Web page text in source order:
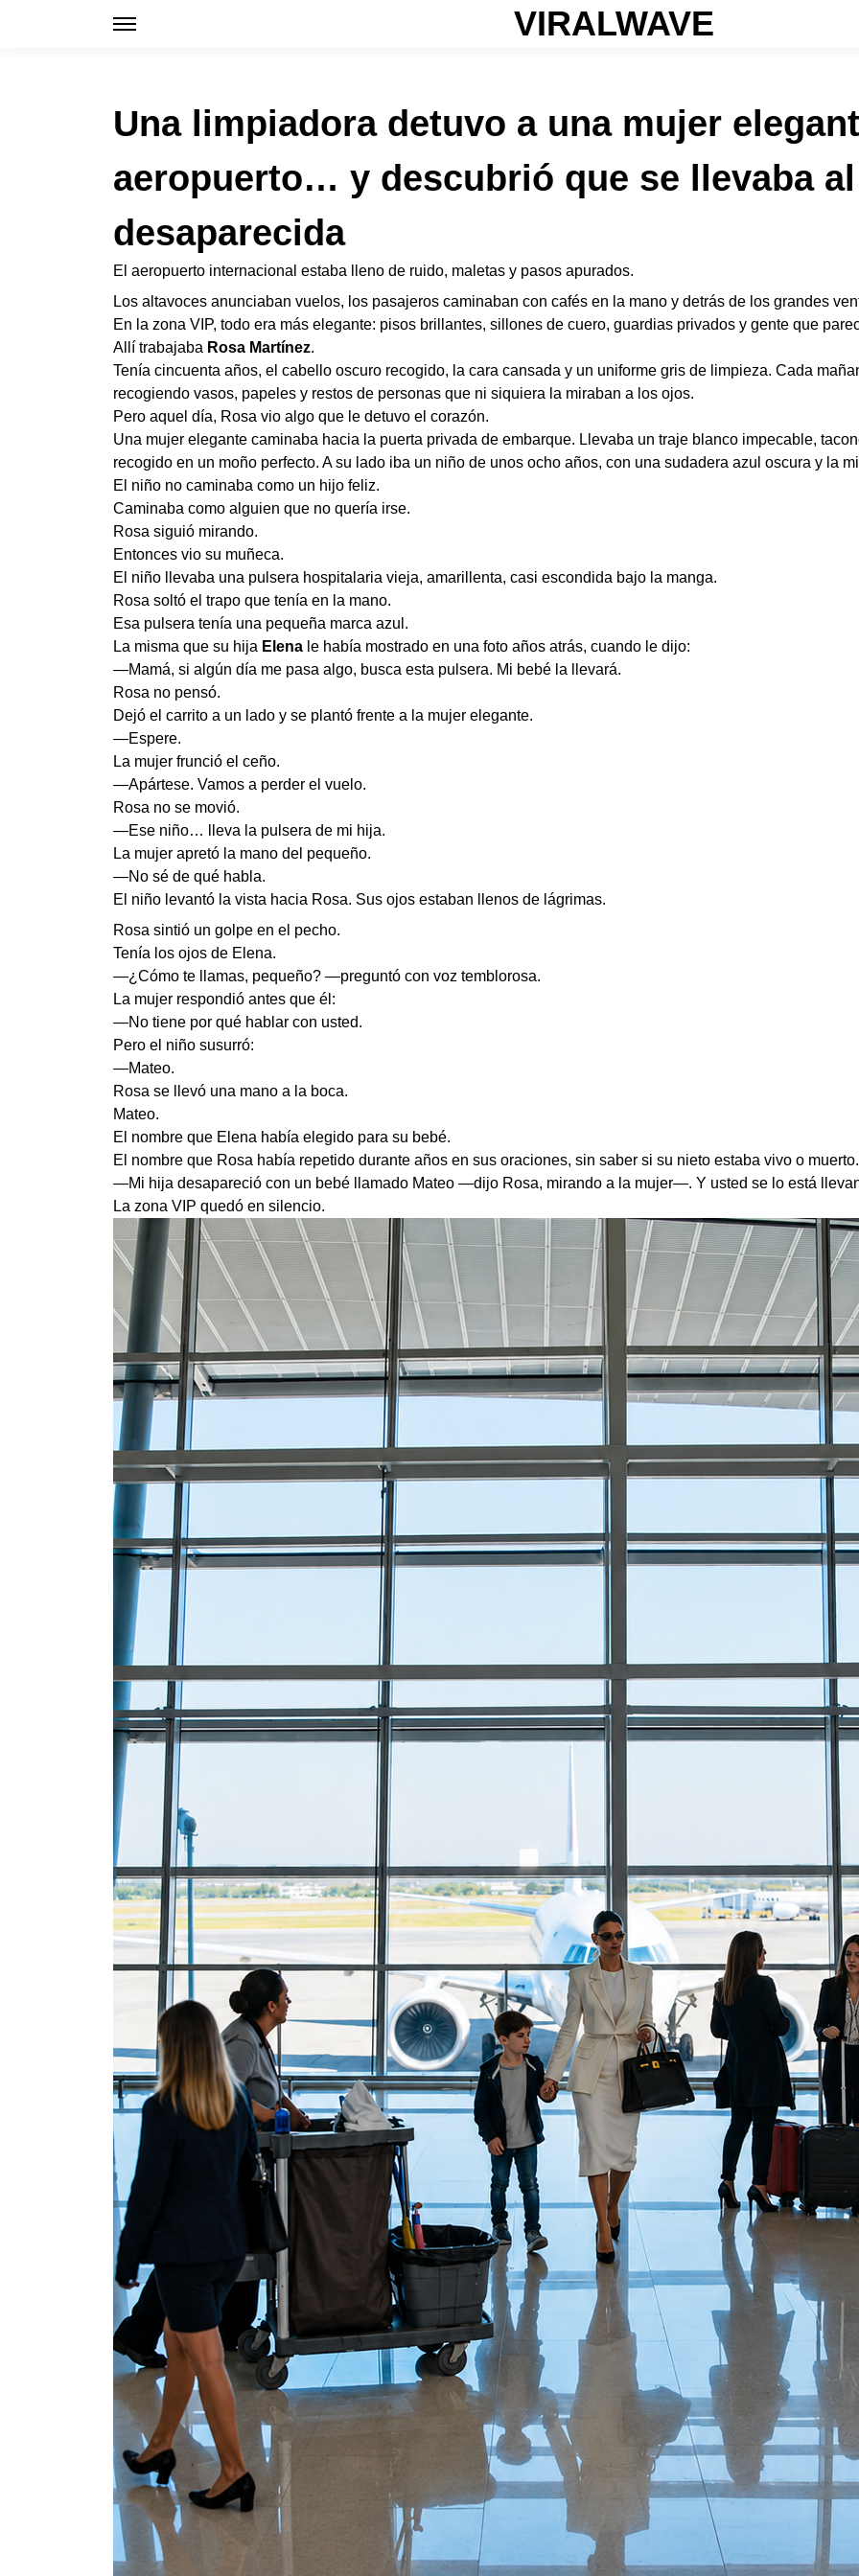
VIRALWAVE
Una limpiadora detuvo a una mujer
aeropuerto… y descubrió que se llevaba
desaparecida
El aeropuerto internacional estaba lleno de ruido, maletas y pasos apurados.
Los altavoces anunciaban vuelos, los pasajeros caminaban con cafés en la mano y detrás de los grandes
En la zona VIP, todo era más elegante: pisos brillantes, sillones de cuero, guardias privados y gente que
Allí trabajaba Rosa Martínez.
Tenía cincuenta años, el cabello oscuro recogido, la cara cansada y un uniforme gris de limpieza. Cada
recogiendo vasos, papeles y restos de personas que ni siquiera la miraban a los ojos.
Pero aquel día, Rosa vio algo que le detuvo el corazón.
Una mujer elegante caminaba hacia la puerta privada de embarque. Llevaba un traje blanco impecable,
recogido en un moño perfecto. A su lado iba un niño de unos ocho años, con una sudadera azul oscura y la
El niño no caminaba como un hijo feliz.
Caminaba como alguien que no quería irse.
Rosa siguió mirando.
Entonces vio su muñeca.
El niño llevaba una pulsera hospitalaria vieja, amarillenta, casi escondida bajo la manga.
Rosa soltó el trapo que tenía en la mano.
Esa pulsera tenía una pequeña marca azul.
La misma que su hija Elena le había mostrado en una foto años atrás, cuando le dijo:
—Mamá, si algún día me pasa algo, busca esta pulsera. Mi bebé la llevará.
Rosa no pensó.
Dejó el carrito a un lado y se plantó frente a la mujer elegante.
—Espere.
La mujer frunció el ceño.
—Apártese. Vamos a perder el vuelo.
Rosa no se movió.
—Ese niño… lleva la pulsera de mi hija.
La mujer apretó la mano del pequeño.
—No sé de qué habla.
El niño levantó la vista hacia Rosa. Sus ojos estaban llenos de lágrimas.
Rosa sintió un golpe en el pecho.
Tenía los ojos de Elena.
—¿Cómo te llamas, pequeño? —preguntó con voz temblorosa.
La mujer respondió antes que él:
—No tiene por qué hablar con usted.
Pero el niño susurró:
—Mateo.
Rosa se llevó una mano a la boca.
Mateo.
El nombre que Elena había elegido para su bebé.
El nombre que Rosa había repetido durante años en sus oraciones, sin saber si su nieto estaba vivo o muerto.
—Mi hija desapareció con un bebé llamado Mateo —dijo Rosa, mirando a la mujer—. Y usted se lo está
La zona VIP quedó en silencio.